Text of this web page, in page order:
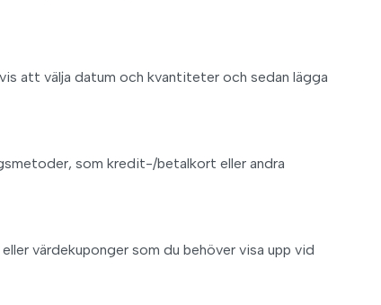
att välja datum och kvantiteter och sedan lägga
som kredit-/betalkort eller andra
värdekuponger som du behöver visa upp vid